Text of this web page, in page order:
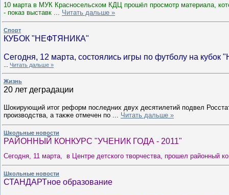
10 марта в МУК Красносельском КДЦ прошёл просмотр материала,
- показ выставк
Читать дальше »
Спорт
КУБОК "НЕФТЯНИКА"
Сегодня, 12 марта, состоялись игры по футболу на кубок
Читать дальше »
Жизнь
20 лет деградации
Шокирующий итог реформ последних двух десятилетий подвел
производства, а также отмечен по ... Читать дальше »
Школьные новости
РАЙОННЫЙ КОНКУРС "УЧЕНИК ГОДА - 2011"
Сегодня, 11 марта, в Центре детского творчества, прошел районный
Школьные новости
СТАНДАРТное образование